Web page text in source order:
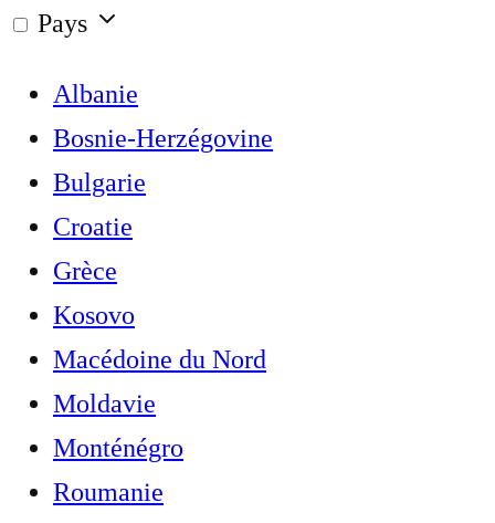
Pays
Albanie
Bosnie-Herzégovine
Bulgarie
Croatie
Grèce
Kosovo
Macédoine du Nord
Moldavie
Monténégro
Roumanie